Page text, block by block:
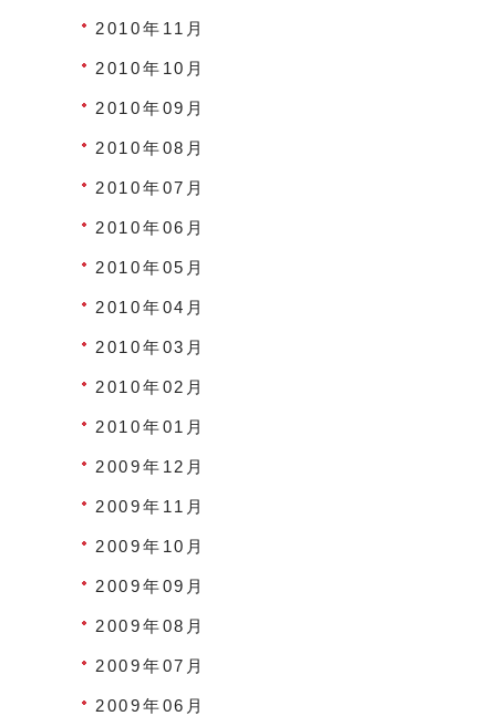
2010年11月
2010年10月
2010年09月
2010年08月
2010年07月
2010年06月
2010年05月
2010年04月
2010年03月
2010年02月
2010年01月
2009年12月
2009年11月
2009年10月
2009年09月
2009年08月
2009年07月
2009年06月